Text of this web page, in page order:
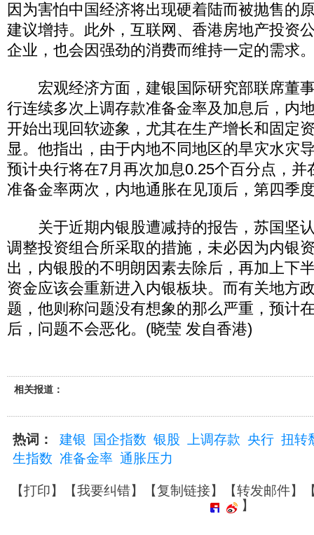
因为害怕中国经济将出现硬着陆而被抛售的
建议增持。此外，互联网、香港房地产投资
企业，也会因强劲的消费而维持一定的需求
宏观经济方面，建银国际研究部联席董
行连续多次上调存款准备金率及加息后，内
开始出现回软迹象，尤其在生产增长和固定
显。他指出，由于内地不同地区的旱灾水灾
预计央行将在7月再次加息0.25个百分点，并
准备金率两次，内地通胀在见顶后，第四季
关于近期内银股遭减持的报告，苏国坚
调整投资组合所采取的措施，未必因为内银
出，内银股的不明朗因素去除后，再加上下
资金应该会重新进入内银板块。而有关地方
题，他则称问题没有想象的那么严重，预计
后，问题不会恶化。(晓莹 发自香港)
相关报道：
热词： 建银 国企指数 银股 上调存款 央行 扭转
生指数 准备金率 通胀压力
【打印】【我要纠错】【复制链接】【转发邮件】
】